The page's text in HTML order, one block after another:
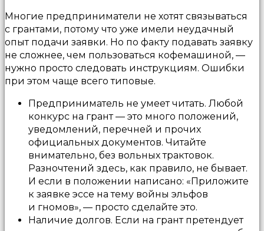
Многие предприниматели не хотят связываться
с грантами, потому что уже имели неудачный
опыт подачи заявки. Но по факту подавать заявку
не сложнее, чем пользоваться кофемашиной, —
нужно просто следовать инструкциям. Ошибки
при этом чаще всего типовые.
Предприниматель не умеет читать. Любой
конкурс на грант — это много положений,
уведомлений, перечней и прочих
официальных документов. Читайте
внимательно, без вольных трактовок.
Разночтений здесь, как правило, не бывает.
И если в положении написано: «Приложите
к заявке эссе на тему войны эльфов
и гномов», — просто сделайте это.
Наличие долгов. Если на грант претендует